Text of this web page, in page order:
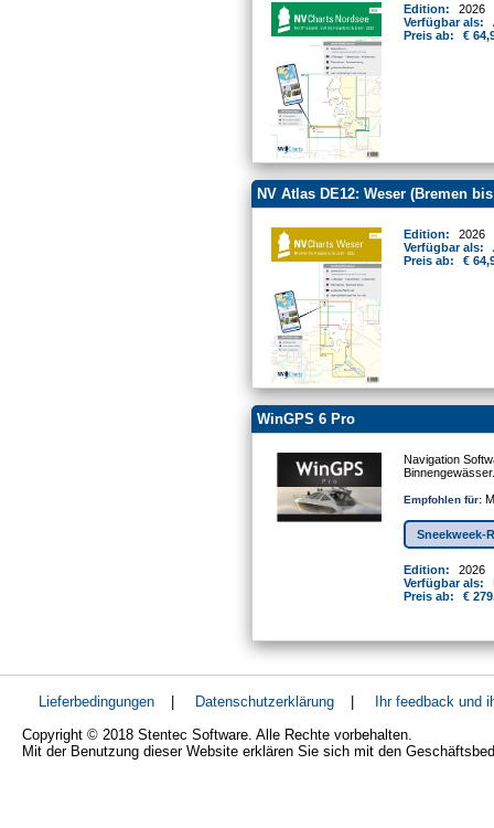
Edition:
2026
Verfügbar als:
Preis ab:
€
NV Atlas DE12: Weser (Bremen
Edition:
2026
Verfügbar als:
Preis ab:
€
WinGPS 6 Pro
Navigation
Binnengewässer.
Empfohlen für:
Sneekweek-
Edition:
2026
Verfügbar als:
Preis ab:
€
Lieferbedingungen | Datenschutzerklärung |
Ihr feedback und
Copyright © 2018 Stentec Software. Alle Rechte vorbehalten.
Mit der Benutzung dieser Website erklären Sie sich mit den